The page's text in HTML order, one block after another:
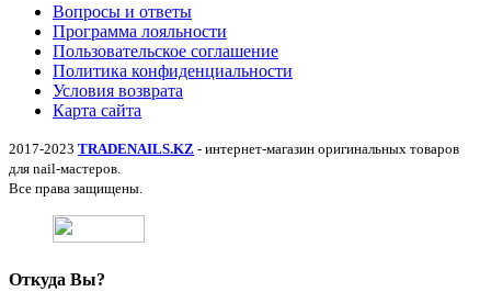
Вопросы и ответы
Программа лояльности
Пользовательское соглашение
Политика конфиденциальности
Условия возврата
Карта сайта
2017-2023 TRADENAILS.KZ - интернет-магазин оригинальных товаров
для nail-мастеров.
Все права защищены.
Откуда Вы?